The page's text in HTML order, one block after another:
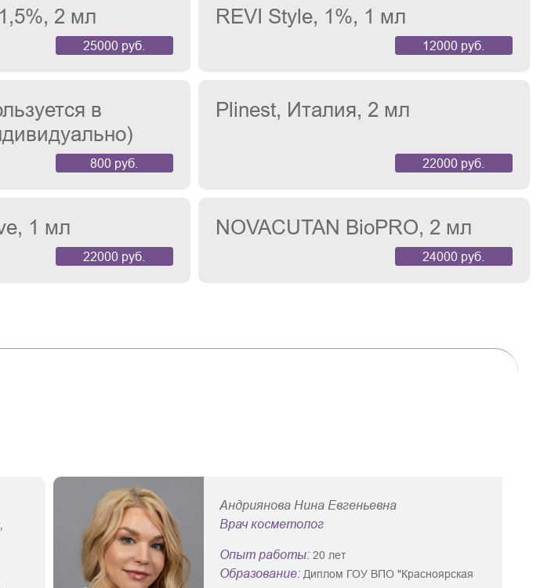
2 мл
25000 руб.
REVI Style, 1%, 1 мл
12000 руб.
в
800 руб.
Plinest, Италия, 2 мл
22000 руб.
1 мл
22000 руб.
NOVACUTAN BioPRO, 2 мл
24000 руб.
Андриянова Нина Евгеньевна
Врач косметолог
Опыт работы:20 лет
Образование: Диплом ГОУ ВПО "Красноярская